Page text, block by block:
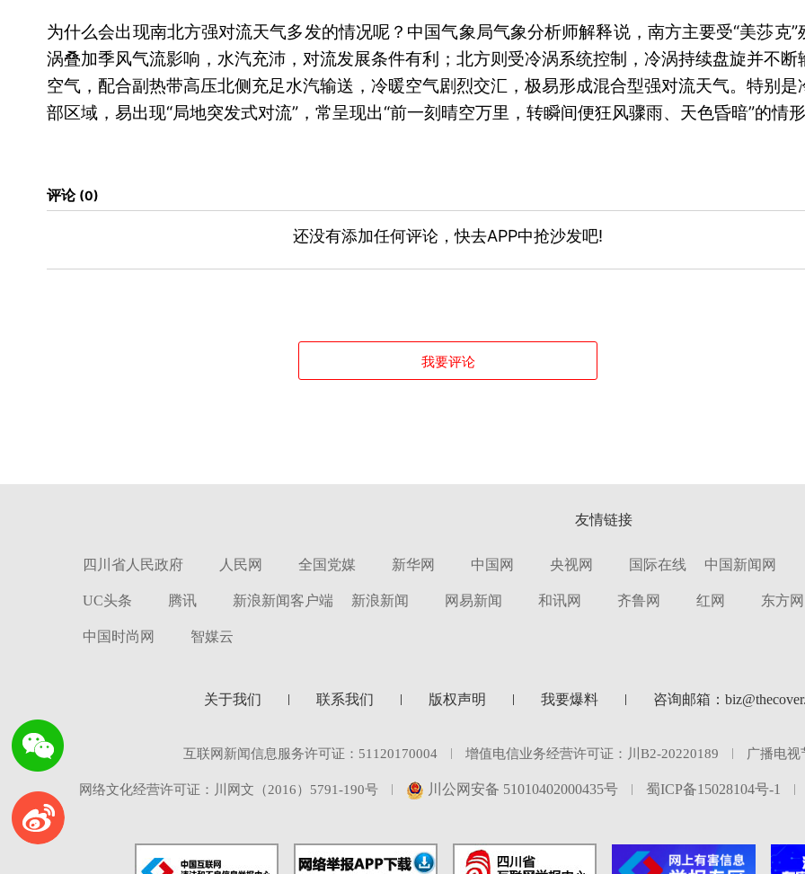
为什么会出现南北方强对流天气多发的情况呢？中国气象局气象分析师解释说，南方主要受“美莎克”
涡叠加季风气流影响，水汽充沛，对流发展条件有利；北方则受冷涡系统控制，冷涡持续盘旋并不断
空气，配合副热带高压北侧充足水汽输送，冷暖空气剧烈交汇，极易形成混合型强对流天气。特别是
部区域，易出现“局地突发式对流”，常呈现出“前一刻晴空万里，转瞬间便狂风骤雨、天色昏暗”的情
评论 0
还没有添加任何评论，快去APP中抢沙发吧!
我要评论
友情链接
四川省人民政府 人民网 全国党媒 新华网 中国网 央视网 国际在线 中国新闻网
UC头条 腾讯 新浪新闻客户端 新浪新闻 网易新闻 和讯网 齐鲁网 红网 东方网
中国时尚网 智媒云
关于我们 联系我们 版权声明 我要爆料 咨询邮箱：
互联网新闻信息服务许可证：51120170004 增值电信业务经营许可证：川B2-20220189 广播电视
网络文化经营许可证：川网文（2016）5791-190号 川公网安备 51010402000435号 蜀ICP备15028104号-1